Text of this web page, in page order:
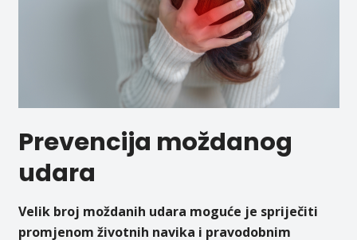
Prevencija moždanog
udara
Velik broj moždanih udara moguće je spriječiti
promjenom životnih navika i pravodobnim